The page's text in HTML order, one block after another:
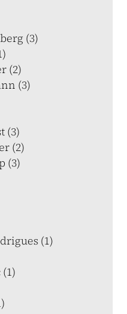
(3)
(2)
(3)
(3)
(2)
(3)
(1)